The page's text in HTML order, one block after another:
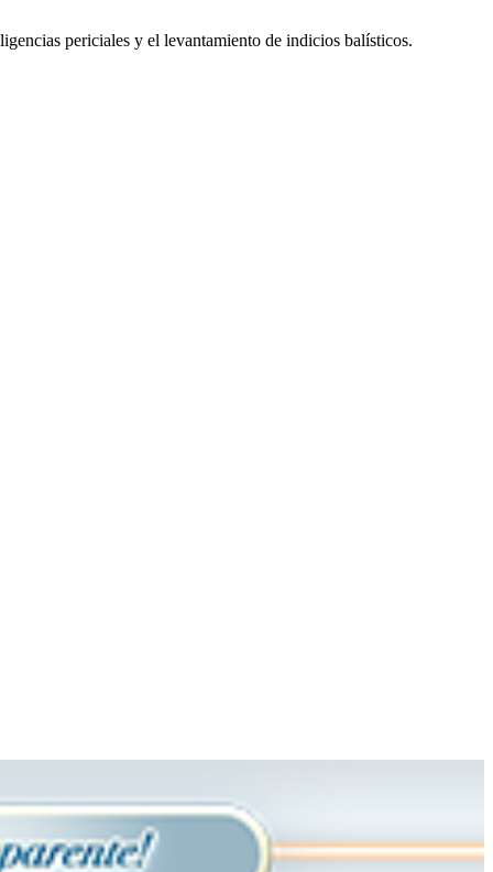
periciales y el levantamiento de indicios balísticos.